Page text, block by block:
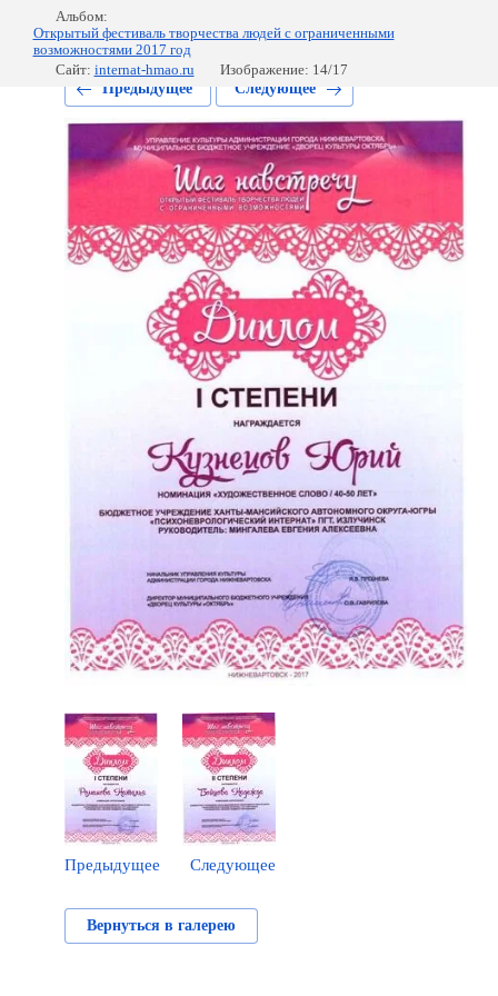
Альбом:
Открытый фестиваль творчества людей с ограниченными
возможностями 2017 год
Сайт: internat-hmao.ru
Изображение: 14/17
Предыдущее
Следующее
Предыдущее Следующее
Вернуться в галерею